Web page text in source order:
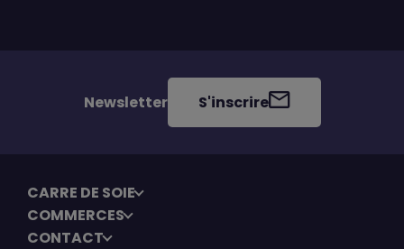
Newsletter S'inscrire
CARRE DE SOIE
COMMERCES
CONTACT